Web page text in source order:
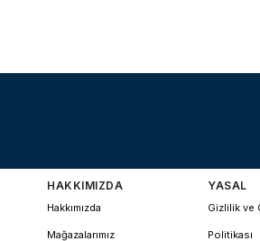
HAKKIMIZDA
Hakkımızda
Mağazalarımız
YASAL
Gizlilik ve
Politikası